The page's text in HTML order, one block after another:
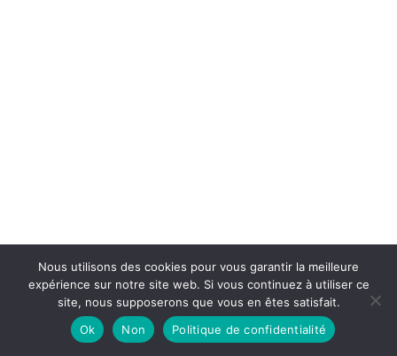
0
Nous utilisons des cookies pour vous garantir la meilleure
expérience sur notre site web. Si vous continuez à utiliser ce
site, nous supposerons que vous en êtes satisfait.
Ok
Non Politique de confidentialité